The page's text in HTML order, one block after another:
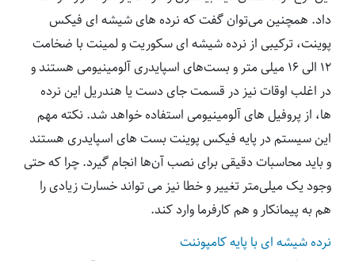
داد. همچنین می‌توان گفت که نرده های شیشه ای فیکس
پوینت، ترکیبی از نرده شیشه ای سکوریت و لمینت با ضخامت
۱۲ الی ۱۶ میلی متر و بست‌های اسپایدری آلومینیومی هستند و
در اغلب اوقات نیز در قسمت جای دست یا هندریل این نرده
ها، از پروفیل های آلومینیومی استفاده خواهد شد. نکته مهم
این سیستم در پایه فیکس پوینت بست های اسپایدری هستند
و باید محاسبات دقیقی برای نصب آن‌ها انجام گیرد. چرا که حتی
وجود یک میلی‌متر تغییر و خطا نیز می تواند خسارت زیادی را
هم به پیمانکار و هم کارفرما وارد کند.
نرده شیشه ای با پایه کامپوننت